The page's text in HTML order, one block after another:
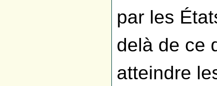
par les
delà de ce
atteindre